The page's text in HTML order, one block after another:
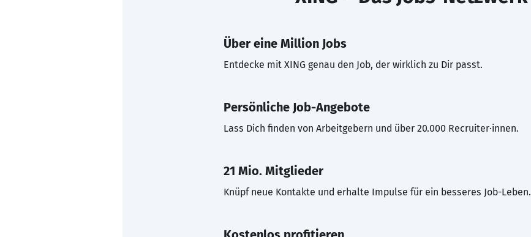
Über eine Million Jobs
Entdecke mit XING genau den Job, der wirklich zu Dir passt.
Persönliche Job-Angebote
Lass Dich finden von Arbeitgebern und über 20.000 Recruiter·innen.
21 Mio. Mitglieder
Knüpf neue Kontakte und erhalte Impulse für ein besseres Job-Leben.